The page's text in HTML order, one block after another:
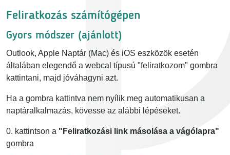
Feliratkozás számítógépen
Gyors módszer (ajánlott)
Outlook, Apple Naptár (Mac) és iOS eszközök esetén
általában elegendő a webcal típusú "feliratkozom" gombra
kattintani, majd jóváhagyni azt.
Ha a gombra kattintva nem nyílik meg automatikusan a
naptáralkalmazás, kövesse az alábbi lépéseket.
0. kattintson a "Feliratkozási link másolása a vágólapra"
gombra